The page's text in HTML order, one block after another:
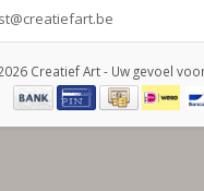
Creatief Art - Uw gevoel